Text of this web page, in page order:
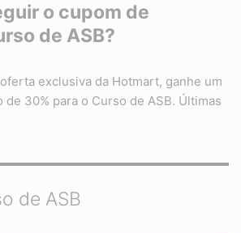
o cupom de
de ASB?
exclusiva da Hotmart, ganhe um
30% para o Curso de ASB. Últimas
de ASB